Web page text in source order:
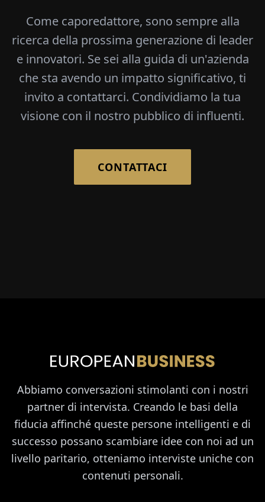
Come caporedattore, sono sempre alla
ricerca della prossima generazione di leader
e innovatori. Se sei alla guida di un'azienda
che sta avendo un impatto significativo, ti
invito a contattarci. Condividiamo la tua
visione con il nostro pubblico di influenti.
CONTATTACI
Abbiamo conversazioni stimolanti con i nostri
partner di intervista. Creando le basi della
fiducia affinché queste persone intelligenti e di
successo possano scambiare idee con noi ad un
livello paritario, otteniamo interviste uniche con
contenuti personali.